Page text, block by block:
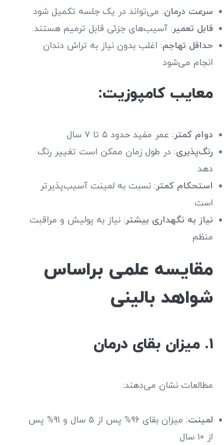
سرعت درمان: می‌تواند در یک جلسه تکمیل شود
قابل تعمیر: آسیب‌های جزئی قابل ترمیم هستند
حداقل تهاجم: اغلب بدون نیاز به تراش دندان
انجام می‌شود
معایب کامپوزیت:
دوام کمتر: عمر مفید حدود ۵ تا ۷ سال
رنگ‌پذیری: در طول زمان ممکن است تغییر رنگ
دهد
استحکام کمتر: نسبت به لمینت آسیب‌پذیرتر
است
نیاز به نگهداری بیشتر: نیاز به پولیش و مراقبت
منظم
مقایسه علمی براساس
شواهد بالینی
۱. میزان بقای درمان
مطالعات نشان می‌دهند:
لمینت
: میزان بقای ۹۶% پس از ۵ سال و ۹۱% پس
از ۱۰ سال